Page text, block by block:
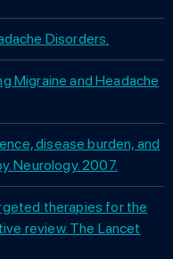
Disorders.
Migraine and Headache
disease burden, and
Neurology. 2007.
therapies for the
review. The Lancet